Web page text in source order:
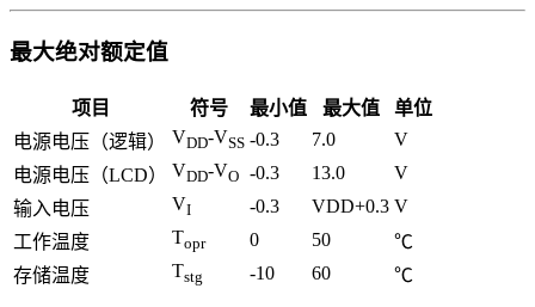
最大绝对额定值
项目 符号 最小值 最大值
单位
电源电压（逻辑）
VDD-VSS -0.3 7.0
V
电源电压（LCD）
VDD-VO -0.3 13.0
V
输入电压
VI -0.3 VDD+0.3 V
工作温度
Topr 0 50
℃
存储温度
Tstg -10 60 ℃